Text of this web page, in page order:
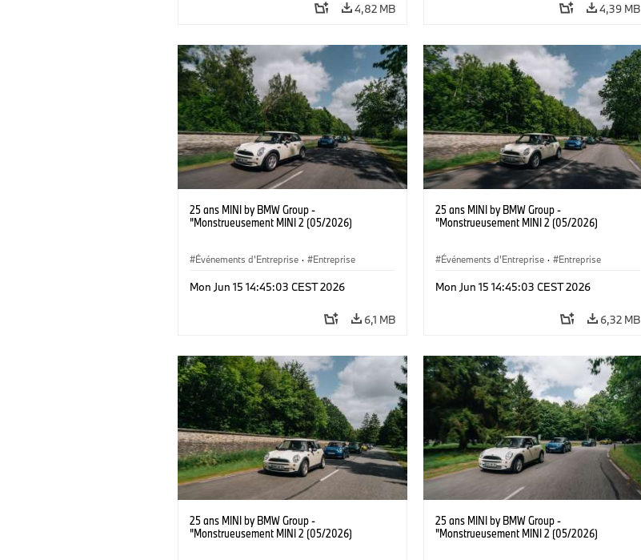
4,82 MB 4,39 MB
25 ans MINI by BMW Group -
"Monstrueusement MINI 2 (05/2026)
Événements d'Entreprise · Entreprise
Mon Jun 15 14:45:03 CEST 2026
6,1 MB
25 ans MINI by BMW Group -
"Monstrueusement MINI 2 (05/2026)
Événements d'Entreprise · Entreprise
Mon Jun 15 14:45:03 CEST 2026
6,32 MB
25 ans MINI by BMW Group -
"Monstrueusement MINI 2 (05/2026)
25 ans MINI by BMW Group -
"Monstrueusement MINI 2 (05/2026)